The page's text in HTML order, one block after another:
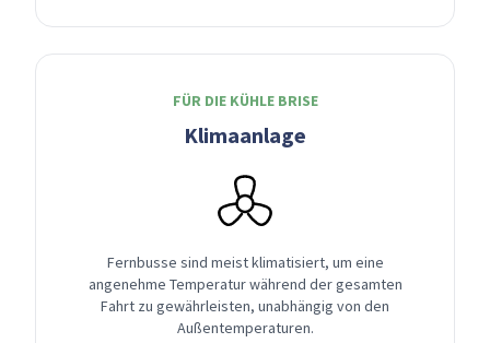
FÜR DIE KÜHLE BRISE
Klimaanlage
Fernbusse sind meist klimatisiert, um eine
angenehme Temperatur während der gesamten
Fahrt zu gewährleisten, unabhängig von den
Außentemperaturen.